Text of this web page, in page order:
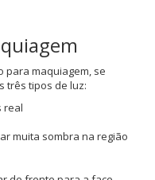
para maquiagem, se
três tipos de luz:
real
muita sombra na região